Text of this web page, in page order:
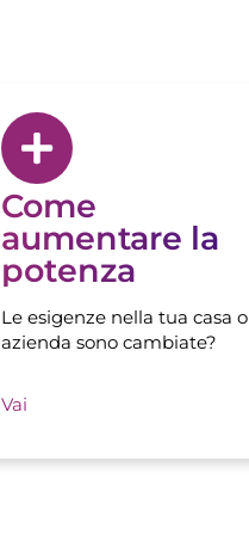
Come
aumentare la
potenza
Le esigenze nella tua casa o
azienda sono cambiate?
Vai